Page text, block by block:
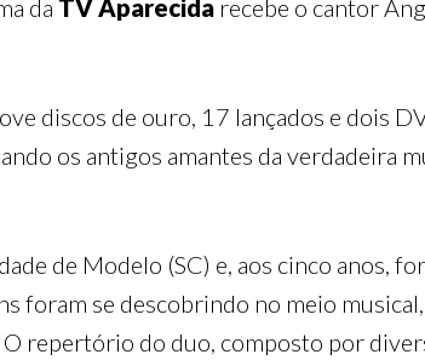
da TV Aparecida recebe o cantor
discos de ouro, 17 lançados e dois
os antigos amantes da verdadeira
de Modelo (SC) e, aos cinco anos,
foram se descobrindo no meio
repertório do duo, composto por